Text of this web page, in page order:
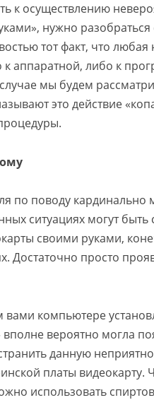
к осуществлению
нужно
тот факт, что
к аппаратной, либо к
мы будем
это действие
по поводу
ситуациях могут
своими руками,
Достаточно просто
компьютере
вероятно могла
данную
платы
использовать